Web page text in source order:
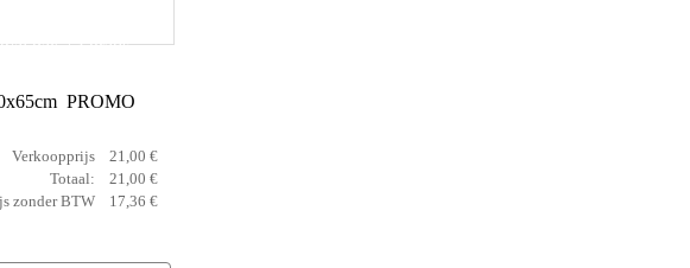
pak +3 gratis
PROMO
Verkoopprijs
21,00 €
Totaal:
21,00 €
zonder BTW
17,36 €